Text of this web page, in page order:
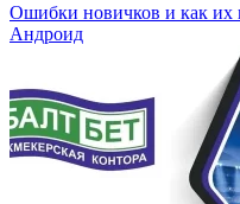
Ошибки новичков и как их
Андроид